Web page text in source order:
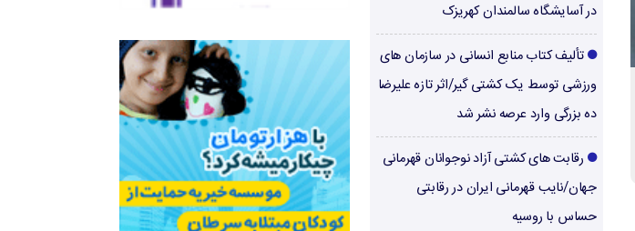
در آسایشگاه سالمندان کهریزک
تألیف کتاب منابع انسانی در سازمان های
ورزشی توسط یک کشتی گیر/اثر تازه علیرضا
ده بزرگی وارد عرصه نشر شد
رقابت های کشتی آزاد نوجوانان قهرمانی
جهان/نایب قهرمانی ایران در رقابتی
حساس با روسیه